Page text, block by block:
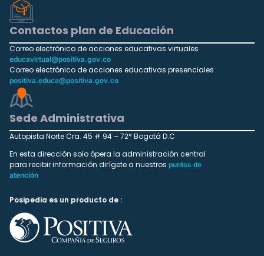
Contactos plan de Educación
Correo electrónico de acciones educativas virtuales
educavirtual@positiva.gov.co
Correo electrónico de acciones educativas presenciales
positiva.educa@positiva.gov.co
Sede Administrativa
Autopista Norte Cra. 45 # 94 – 72* Bogotá D.C
En esta dirección solo ópera la administración central
para recibir información dirígete a nuestros puntos de
atención
Posipedia es un producto de :